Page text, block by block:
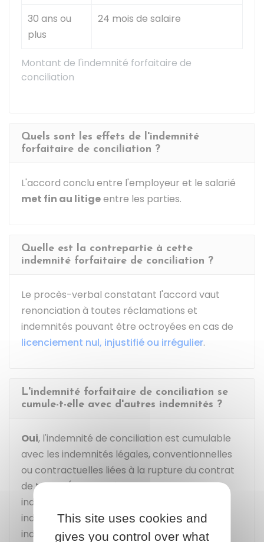
Montant de l'indemnité forfaitaire de
conciliation
30 ans ou
plus
24 mois de salaire
Quels sont les effets de l'indemnité
forfaitaire de conciliation ?
L'accord conclu entre l'employeur et le salarié
met fin au litigeentre les parties.
Quelle est la contrepartie à cette
indemnité forfaitaire de conciliation ?
Le procès-verbal constatant l'accord vaut
renonciation à toutes réclamations et
indemnités pouvant être octroyées en cas de
licenciement nul, injustifié ou irrégulier.
L'indemnité forfaitaire de conciliation se
cumule-t-elle avec d'autres indemnités ?
Oui, l'indemnité de conciliation est cumulable
avec les indemnités légales, conventionnelles
ou contractuelles liées à la rupture du contrat
de travail (indemnité de licenciement,
indemnité compensatrice de congés payés,
indemnité compensatrice de préavis,
indemnité de non-concurrence...).
This site uses cookies and
gives you control over what